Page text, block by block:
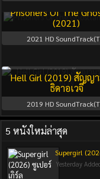
Prisoners Of The
(2021)
2021 HD
Hell Girl (2019) สัญญ
ธิดาอเวจี
2019 HD
5 หนังใหม่ล่าสุด
Supergirl
Yesterday